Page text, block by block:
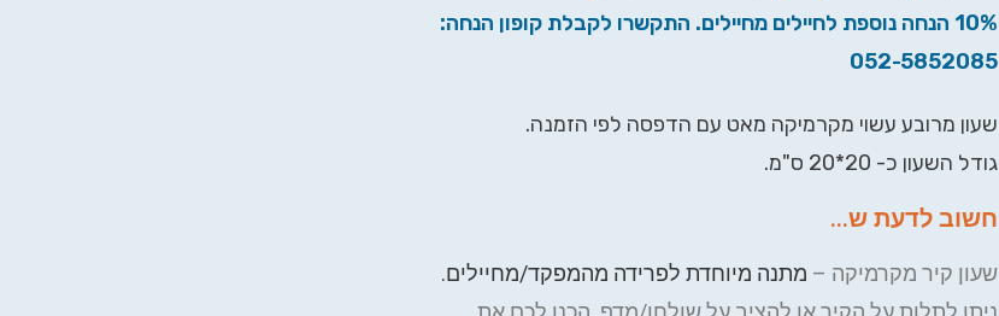
10% הנחה נוספת לחיילים מחיילים. התקשרו לקבלת קופון הנחה:
052-5852085
שעון מרובע עשוי מקרמיקה מאט עם הדפסה לפי הזמנה.
גודל השעון כ- 20*20 ס"מ.
חשוב לדעת ש...
שעון קיר מקרמיקה – מתנה מיוחדת לפרידה מהמפקד/מחיילים.